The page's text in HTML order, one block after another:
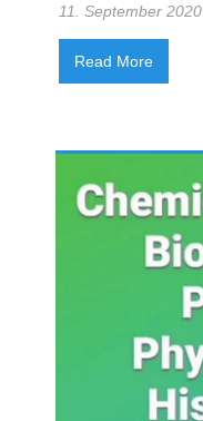
11. September 2020
Read More